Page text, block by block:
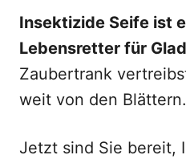
Insektizide Seife ist
Lebensretter für
Zaubertrank
weit von den Blättern.
Jetzt sind Sie bereit,